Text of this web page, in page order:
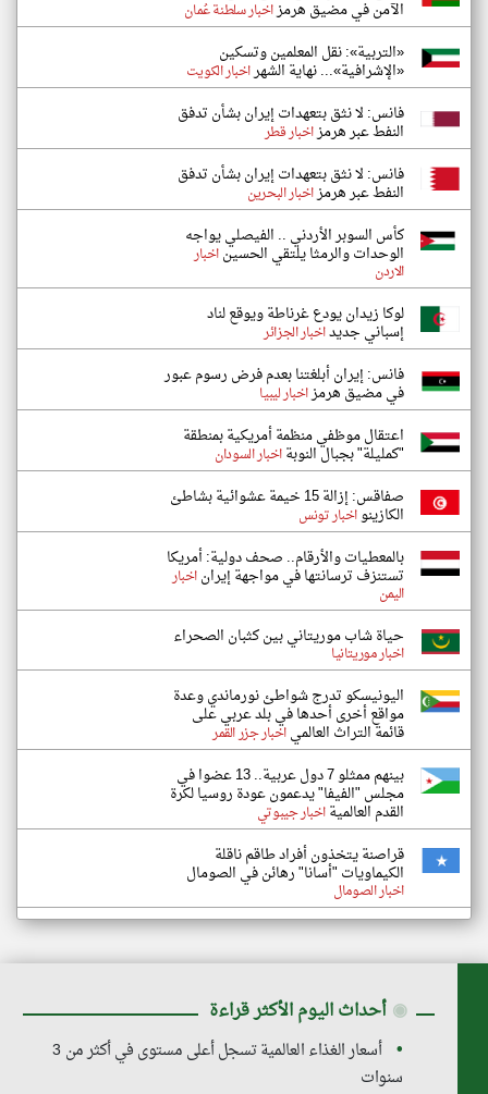
الآمن في مضيق هرمزاخبار سلطنة عُمان
«التربية»: نقل المعلمين وتسكين
«الإشرافية»... نهاية الشهراخبار الكويت
فانس: لا نثق بتعهدات إيران بشأن تدفق
النفط عبر هرمزاخبار قطر
فانس: لا نثق بتعهدات إيران بشأن تدفق
النفط عبر هرمزاخبار البحرين
كأس السوبر الأردني .. الفيصلي يواجه
الوحدات والرمثا يلتقي الحسيناخبار
الاردن
لوكا زيدان يودع غرناطة ويوقع لناد
إسباني جديداخبار الجزائر
فانس: إيران أبلغتنا بعدم فرض رسوم عبور
في مضيق هرمزاخبار ليبيا
اعتقال موظفي منظمة أمريكية بمنطقة
"كمليلة" بجبال النوبةاخبار السودان
صفاقس: إزالة 15 خيمة عشوائية بشاطئ
الكازينواخبار تونس
بالمعطيات والأرقام.. صحف دولية: أمريكا
تستنزف ترسانتها في مواجهة إيراناخبار
اليمن
حياة شاب موريتاني بين كثبان الصحراء
اخبار موريتانيا
اليونيسكو تدرج شواطئ نورماندي وعدة
مواقع أخرى أحدها في بلد عربي على
قائمة التراث العالمياخبار جزر القمر
بينهم ممثلو 7 دول عربية.. 13 عضوا في
مجلس "الفيفا" يدعمون عودة روسيا لكرة
القدم العالميةاخبار جيبوتي
قراصنة يتخذون أفراد طاقم ناقلة
الكيماويات "أسانا" رهائن في الصومال
اخبار الصومال
◉ أحداث اليوم الأكثر قراءة
أسعار الغذاء العالمية تسجل أعلى مستوى في أكثر من 3
سنوات